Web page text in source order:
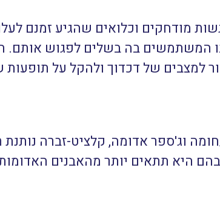
מודחקים וכלואים שהגיע זמנם
המשתמשים בה בשלים לפגוש אותם.
למצבים של דכדוך ולהקל על תופעות
וג'ספר אדומה, קלציט-זברה נותנת
היא תתאים יותר מהאבנים